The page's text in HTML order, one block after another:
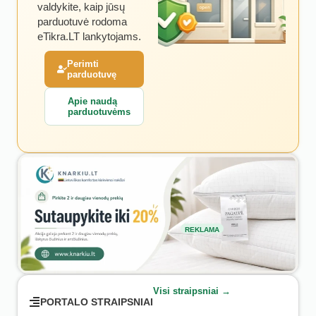
valdykite, kaip jūsų
parduotuvė rodoma
eTikra.LT lankytojams.
Perimti
parduotuvę
Apie naudą
parduotuvėms
REKLAMA
PORTALO STRAIPSNIAI
Visi straipsniai →